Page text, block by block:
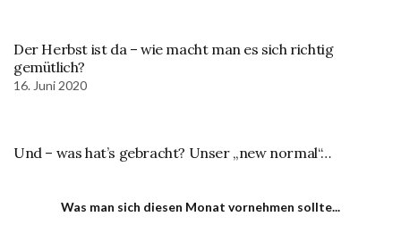
Der Herbst ist da – wie macht man es sich richtig
gemütlich?
16. Juni 2020
Und – was hat’s gebracht? Unser „new normal“…
Was man sich diesen Monat vornehmen sollte...